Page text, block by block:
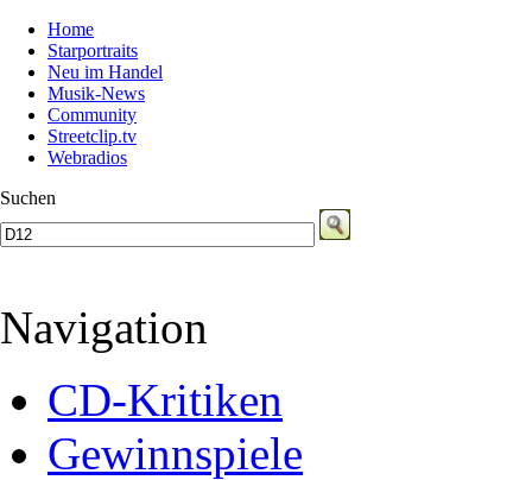
Home
Starportraits
Neu im Handel
Musik-News
Community
Streetclip.tv
Webradios
Suchen
Navigation
CD-Kritiken
Gewinnspiele